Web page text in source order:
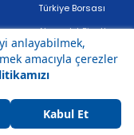
Türkiye Borsası
Akaryakıt Fiyatları
markasıdır.